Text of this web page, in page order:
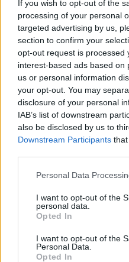
If you wish to opt-out of the
processing of your personal
targeted advertising by us,
section to confirm your
opt-out request is processed
interest-based ads based on
us or personal information
your opt-out. You may
disclosure of your personal
IAB’s list of downstream
also be disclosed by us to
Downstream Participants
Personal Data
I want to opt-out of the
personal data.
Opted In
I want to opt-out of the
Personal Data.
Opted In
05.06.26
Η συγγραφέας συζητάει με
αστυνομικό μυθιστόρημα με
Αλίκη